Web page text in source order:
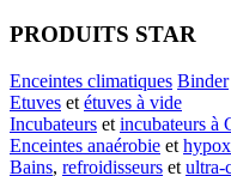
PRODUITS STAR
Enceintes climatiques Binder
Etuves et étuves à vide
Incubateurs et incubateurs à
Enceintes anaérobie et
Bains, refroidisseurs et ultra-